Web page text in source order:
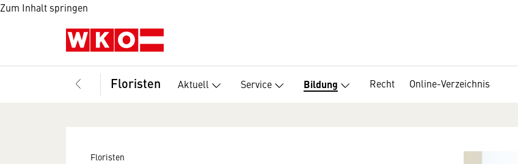
Zum Inhalt springen
Floristen Aktuell Service Bildung Recht Online-Verzeichnis
Floristen